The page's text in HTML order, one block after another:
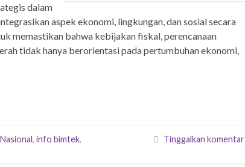
dalam
aspek ekonomi, lingkungan, dan sosial secara
memastikan bahwa kebijakan fiskal, perencanaan
tidak hanya berorientasi pada pertumbuhan ekonomi,
, info bimtek,
Tinggalkan komentar